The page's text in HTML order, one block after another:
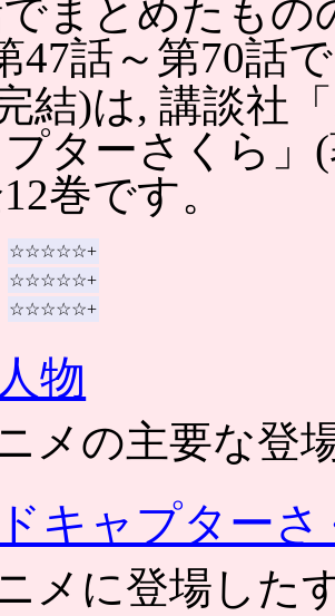
まとめたも
47話～第70話
結)は, 講談社
プターさくら
巻です。
☆☆☆☆☆+
☆☆☆☆☆+
☆☆☆☆☆+
物
メの主要な登
キャプター
メに登場した